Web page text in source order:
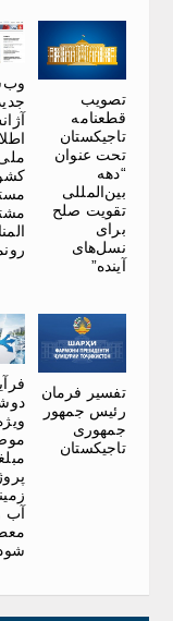
تصویب
قطعنامه
تاجیکستان
تحت عنوان
“دهه
بین‌المللی
تقویت صلح
برای
نسل‌های
آینده”
تفسیر فرمان
رئیس جمهور
جمهوری
تاجیکستان
آب
شود